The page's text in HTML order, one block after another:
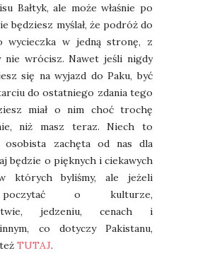
Bałtyk, ale może właśnie po
będziesz myślał, że podróż do
wycieczka w jedną stronę, z
wrócisz. Nawet jeśli nigdy
się na wyjazd do Paku, być
do ostatniego zdania tego
miał o nim choć trochę
niż masz teraz. Niech to
osobista zachęta od nas dla
będzie o pięknych i ciekawych
których byliśmy, ale jeżeli
o kulturze,
jedzeniu, cenach i
co dotyczy Pakistanu,
TUTAJ.